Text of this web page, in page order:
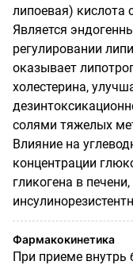
липоевая) кислота
Является
регулировании
оказывает
холестерина,
солями тяжелых
Влияние на
концентрации
гликогена в
Фармакокинетика
При приеме внутрь